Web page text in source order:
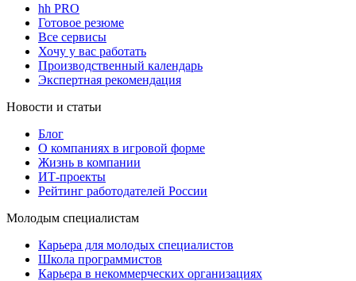
hh PRO
Готовое резюме
Все сервисы
Хочу у вас работать
Производственный календарь
Экспертная рекомендация
Новости и статьи
Блог
О компаниях в игровой форме
Жизнь в компании
ИТ-проекты
Рейтинг работодателей России
Молодым специалистам
Карьера для молодых специалистов
Школа программистов
Карьера в некоммерческих организациях